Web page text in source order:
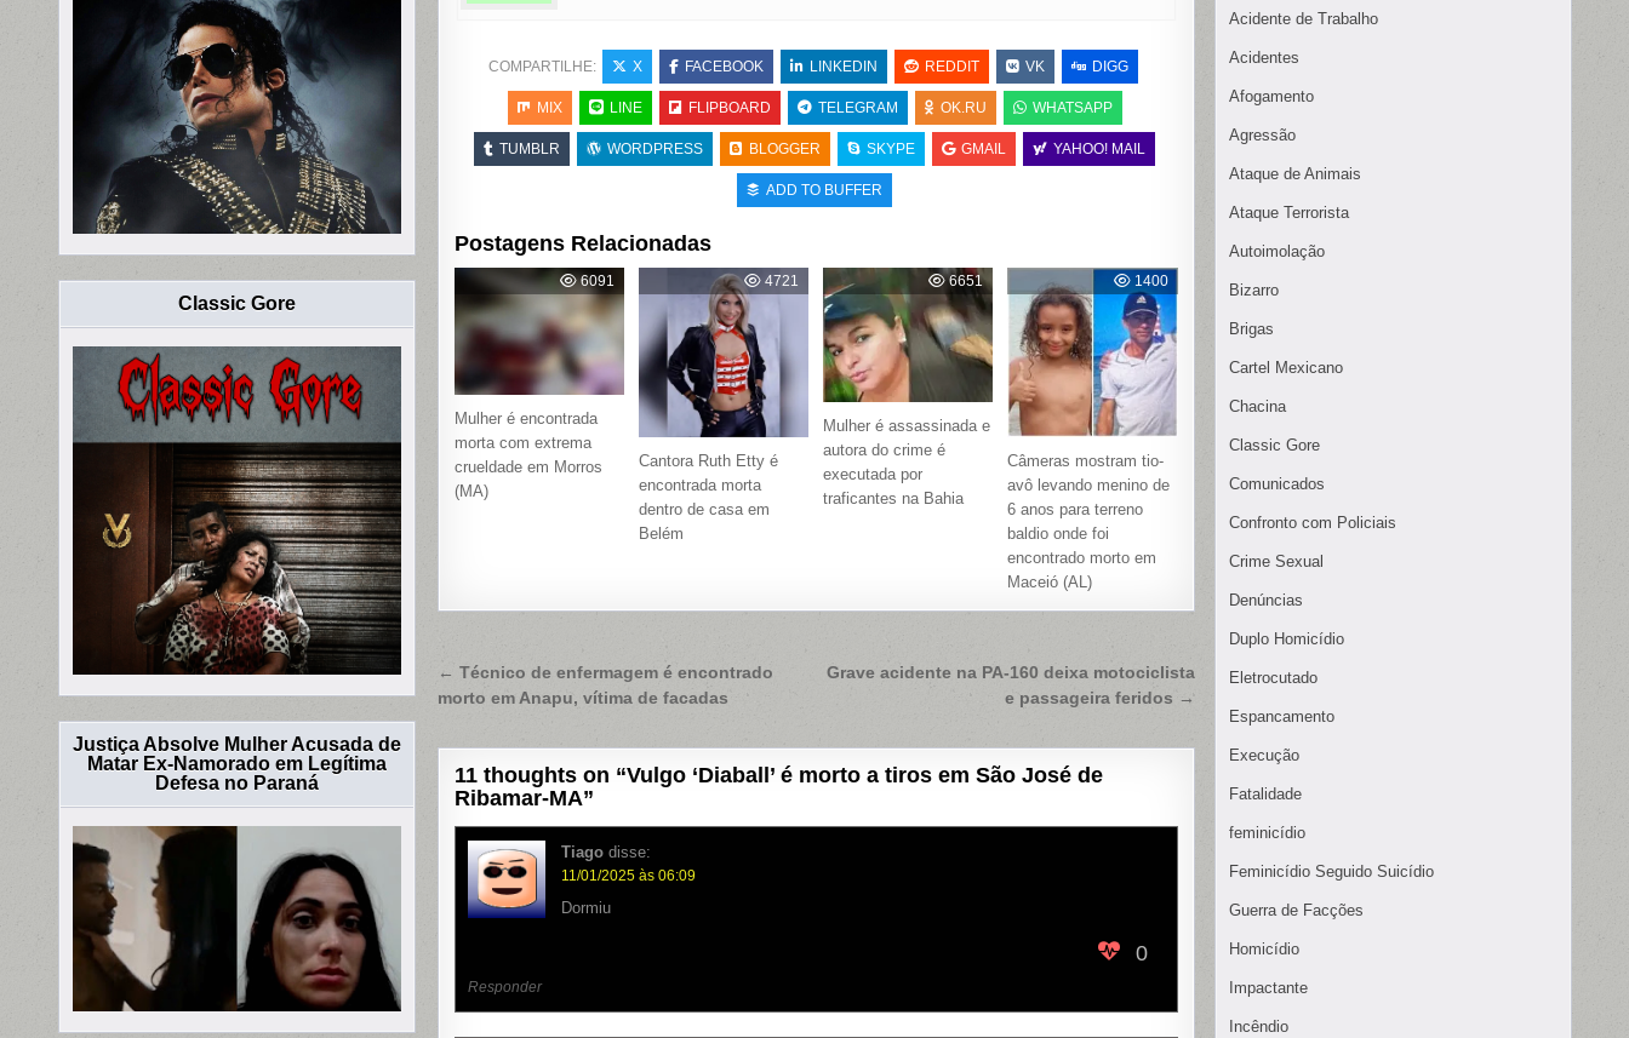
COMPARTILHE: X FACEBOOK LINKEDIN REDDIT VK DIGG
MIX LINE FLIPBOARD TELEGRAM OK.RU WHATSAPP
TUMBLR WORDPRESS BLOGGER SKYPE GMAIL YAHOO! MAIL
ADD TO BUFFER
Postagens Relacionadas
6091
Mulher é encontrada
morta com extrema
crueldade em Morros
(MA)
4721
Cantora Ruth Etty é
encontrada morta
dentro de casa em
Belém
6651
Mulher é assassinada e
autora do crime é
executada por
traficantes na Bahia
1400
Câmeras mostram tio-
avô levando menino de
6 anos para terreno
baldio onde foi
encontrado morto em
Maceió (AL)
Navegação
de
Post
Grave acidente na PA-160 deixa motociclista
e passageira feridos →
← Técnico de enfermagem é encontrado
morto em Anapu, vítima de facadas
11 thoughts on “Vulgo ‘Diaball’ é morto a tiros em São José de
Ribamar-MA”
Tiago disse:
11/01/2025 às 06:09
Dormiu
0
Responder
Classic Gore
Justiça Absolve Mulher Acusada de
Matar Ex-Namorado em Legítima
Defesa no Paraná
Acidente de Trabalho
Acidentes
Afogamento
Agressão
Ataque de Animais
Ataque Terrorista
Autoimolação
Bizarro
Brigas
Cartel Mexicano
Chacina
Classic Gore
Comunicados
Confronto com Policiais
Crime Sexual
Denúncias
Duplo Homicídio
Eletrocutado
Espancamento
Execução
Fatalidade
feminicídio
Feminicídio Seguido Suicídio
Guerra de Facções
Homicídio
Impactante
Incêndio